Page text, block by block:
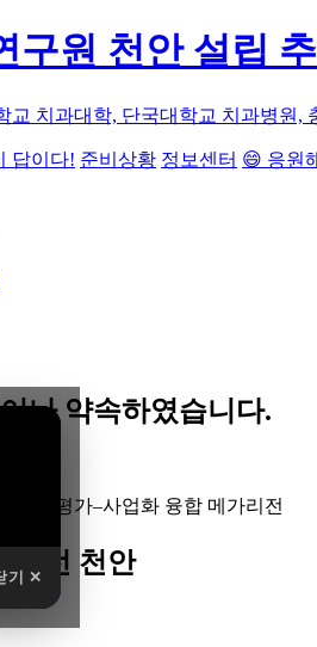
구원 천안 설립
교 치과대학, 단국대학교 치과병원,
답이다! 준비상황 정보센터 😄 응원
기 ✕
나 약속하였습니다.
상–평가–사업화 융합 메가리전
전선 천안